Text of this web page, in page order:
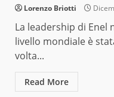
Lorenzo Briotti
La leadership di Enel
livello mondiale è
volta...
Read More